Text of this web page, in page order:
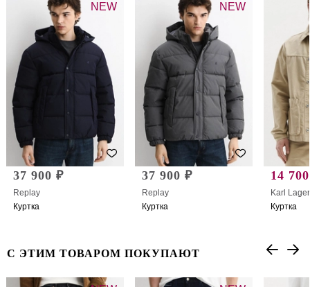
NEW
37 900 ₽
Replay
Куртка
NEW
37 900 ₽
Replay
Куртка
14
Karl
Куртка
С ЭТИМ ТОВАРОМ ПОКУПАЮТ